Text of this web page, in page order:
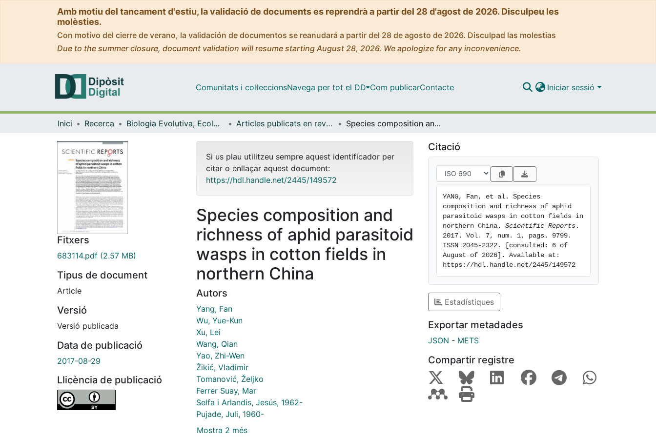
Amb motiu del tancament d'estiu, la validació de documents es reprendrà a partir del 28 d'agost de 2026. Disculpeu les
molèsties.
Con motivo del cierre de verano, la validación de documentos se reanudará a partir del 28 de agosto de 2026. Disculpad las molestias
Due to the summer closure, document validation will resume starting August 28, 2026. We apologize for any inconvenience.
Comunitats i col·leccionsNavega per tot el DD Com publicarContacte Iniciar sessió
Inici Recerca Biologia Evolutiva, Ecologia i Ciències Ambientals Articles publicats en revistes (Biologia Evolutiva, Ecologia i Ciències Ambientals) Species composition and richness of aphid parasitoid wasps in cotton fields in northern China
Fitxers
683114.pdf (2.57 MB)
Tipus de document
Article
Versió
Versió publicada
Data de publicació
2017-08-29
Llicència de publicació
Si us plau utilitzeu sempre aquest identificador per
citar o enllaçar aquest document:
https://hdl.handle.net/2445/149572
Species composition and
richness of aphid parasitoid
wasps in cotton fields in
northern China
Autors
Yang, Fan
Wu, Yue-Kun
Xu, Lei
Wang, Qian
Yao, Zhi-Wen
Žikić, Vladimir
Tomanović, Željko
Ferrer Suay, Mar
Selfa i Arlandis, Jesús, 1962-
Pujade, Juli, 1960-
Mostra 2 més
Citació
YANG, Fan, et al. Species
composition and richness of aphid
parasitoid wasps in cotton fields in
northern China. Scientific Reports .
2017. Vol. 7, num. 1, pags. 9799.
ISSN 2045-2322. [consulted: 6 of
August of 2026]. Available at:
https://hdl.handle.net/2445/149572
Estadístiques
Exportar metadades
JSON - METS
Compartir registre